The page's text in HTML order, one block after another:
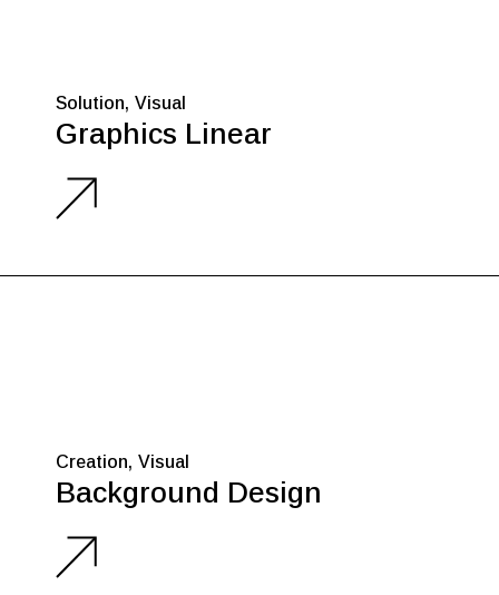
Solution Visual
Graphics Linear
Creation Visual
Background Design